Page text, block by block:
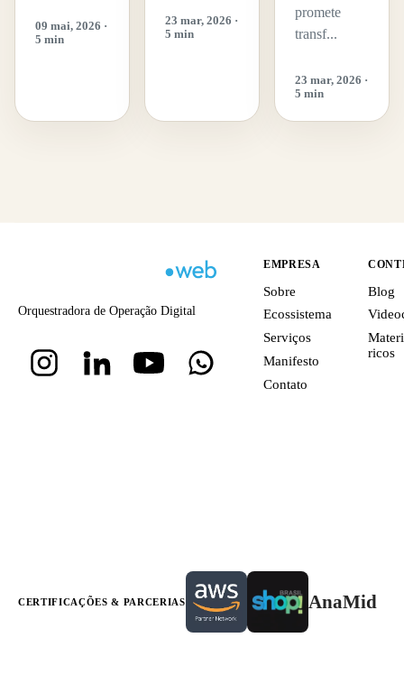
09 mai, 2026 ·
5 min
23 mar, 2026 ·
5 min
promete
transf...
23 mar, 2026 ·
5 min
Orquestradora de Operação Digital
EMPRESA
Sobre
Ecossistema
Serviços
Manifesto
Contato
Blog
ricos
CERTIFICAÇÕES & PARCERIAS AnaMid